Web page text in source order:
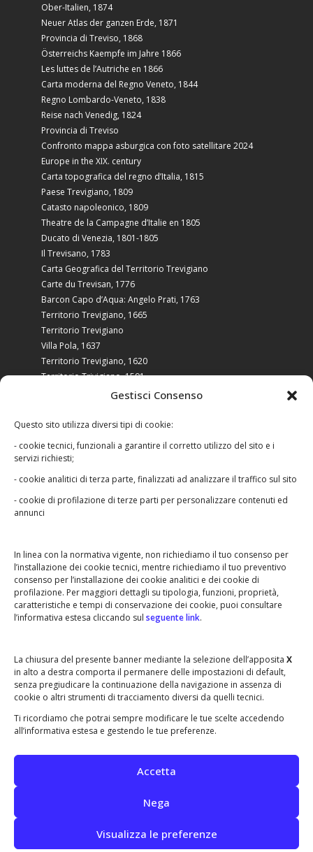
Gestisci Consenso
Questo sito utilizza diversi tipi di cookie:
- cookie tecnici, funzionali a garantire il corretto utilizzo del sito e i
servizi richiesti;
- cookie analitici di terza parte, finalizzati ad analizzare il traffico sul sito
- cookie di profilazione di terze parti per personalizzare contenuti ed
annunci
In linea con la normativa vigente, non richiediamo il tuo consenso per
l’installazione dei cookie tecnici, mentre richiediamo il tuo preventivo
consenso per l’installazione dei cookie analitici e dei cookie di
profilazione. Per maggiori dettagli su tipologia, funzioni, proprietà,
caratteristiche e tempi di conservazione dei cookie, puoi consultare
l’informativa estesa cliccando sul seguente link.
La chiusura del presente banner mediante la selezione dell’apposita X
in alto a destra comporta il permanere delle impostazioni di default,
senza pregiudicare la continuazione della navigazione in assenza di
cookie o altri strumenti di tracciamento diversi da quelli tecnici.
Ti ricordiamo che potrai sempre modificare le tue scelte accedendo
all’informativa estesa e gestendo le tue preferenze.
Accetta
Nega
Visualizza le preferenze
Ober-Italien, 1874
Neuer Atlas der ganzen Erde, 1871
Provincia di Treviso, 1868
Österreichs Kaempfe im Jahre 1866
Les luttes de l’Autriche en 1866
Carta moderna del Regno Veneto, 1844
Regno Lombardo-Veneto, 1838
Reise nach Venedig, 1824
Provincia di Treviso
Confronto mappa asburgica con foto satellitare 2024
Europe in the XIX. century
Carta topografica del regno d’Italia, 1815
Paese Trevigiano, 1809
Catasto napoleonico, 1809
Theatre de la Campagne d’Italie en 1805
Ducato di Venezia, 1801-1805
Il Trevisano, 1783
Carta Geografica del Territorio Trevigiano
Carte du Trevisan, 1776
Barcon Capo d’Aqua: Angelo Prati, 1763
Territorio Trevigiano, 1665
Territorio Trevigiano
Villa Pola, 1637
Territorio Trevigiano, 1620
Territorio Trivigiano, 1591
Tarvisini agri typus, 1580
Le foto raccolte in questo sito appartengono ai
Qualora riscontrassi un qualche abuso o
qualche errore,contattaci.
IL GRUPPO ALPINI•NOI PER BARCON•
IL COMITATO GENITORI•
LA FIERA DI SAN MICHELE
· barcon di vedelago (treviso) italia